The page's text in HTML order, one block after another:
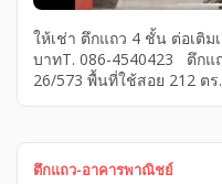
ให้เช่า ตึกแถว 4 ชั้น ต่อเติ
บาทT. 086-4540423 ตึกแ
26/573 พื้นที่ใช้สอย 212 ต
พร้อมใช้งานทันที พร้อมเข้า
ตึกแถว-อาคารพาณิชย์